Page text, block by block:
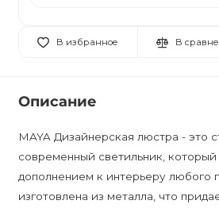
В избранное В
Описание
MAYA Дизайнерская люстра - это
современный светильник,
дополнением к интерьеру любого
изготовлена из металла, что